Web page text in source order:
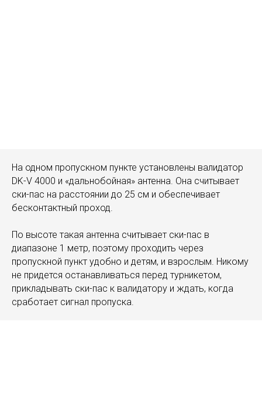
На одном пропускном пункте установлены валидатор
DK-V 4000 и «дальнобойная» антенна. Она считывает
ски-пас на расстоянии до 25 см и обеспечивает
бесконтактный проход.
По высоте такая антенна считывает ски-пас в
диапазоне 1 метр, поэтому проходить через
пропускной пункт удобно и детям, и взрослым. Никому
не придется останавливаться перед турникетом,
прикладывать ски-пас к валидатору и ждать, когда
сработает сигнал пропуска.